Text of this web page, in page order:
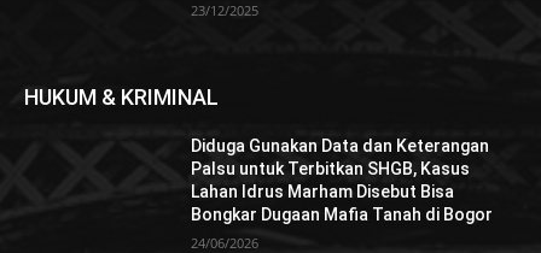
23/12/2025
HUKUM & KRIMINAL
Diduga Gunakan Data dan Keterangan
Palsu untuk Terbitkan SHGB, Kasus
Lahan Idrus Marham Disebut Bisa
Bongkar Dugaan Mafia Tanah di Bogor
24/06/2026